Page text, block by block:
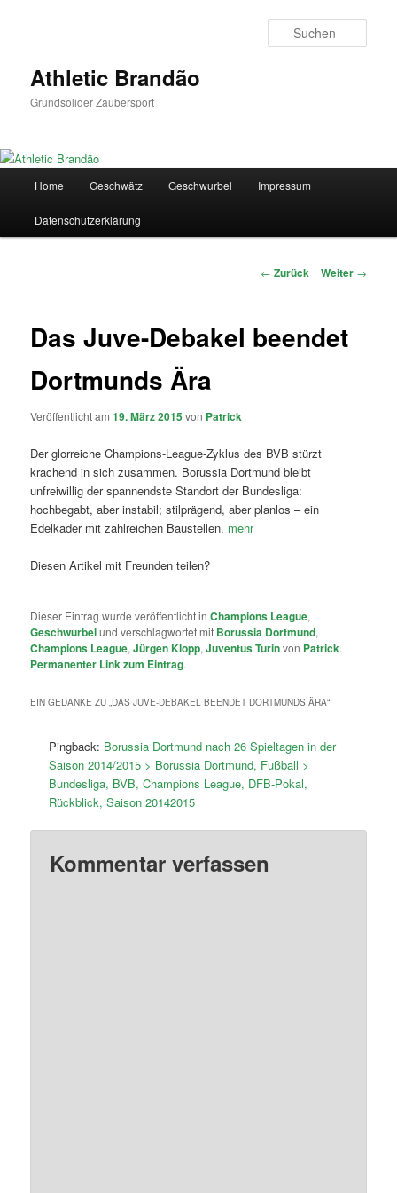
Athletic Brandão
Grundsolider Zaubersport
Home Geschwätz Geschwurbel Impressum
Datenschutzerklärung
Beitrags-
← Zurück Weiter →
Das Juve-Debakel beendet
Dortmunds Ära
Veröffentlicht am19. März 2015von Patrick
Der glorreiche Champions-League-Zyklus des BVB stürzt
krachend in sich zusammen. Borussia Dortmund bleibt
unfreiwillig der spannendste Standort der Bundesliga:
hochbegabt, aber instabil; stilprägend, aber planlos – ein
Edelkader mit zahlreichen Baustellen. mehr
Diesen Artikel mit Freunden teilen?
Dieser Eintrag wurde veröffentlicht inChampions League,
Geschwurbelund verschlagwortet mit Borussia Dortmund,
Champions League,Jürgen Klopp,Juventus Turinvon Patrick.
Permanenter Link zum Eintrag.
EIN GEDANKE ZU „DAS JUVE-DEBAKEL BEENDET DORTMUNDS ÄRA“
Pingback: Borussia Dortmund nach 26 Spieltagen in der
Saison 2014/2015 > Borussia Dortmund, Fußball >
Bundesliga, BVB, Champions League, DFB-Pokal,
Rückblick, Saison 20142015
Kommentar verfassen